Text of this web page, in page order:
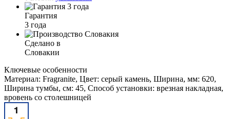
Гарантия
3 года
Сделано в
Словакии
Ключевые особенности
Материал: Fragranite, Цвет: серый камень, Ширина, мм: 620,
Ширина тумбы, см: 45, Способ установки: врезная накладная,
вровень со столешницей